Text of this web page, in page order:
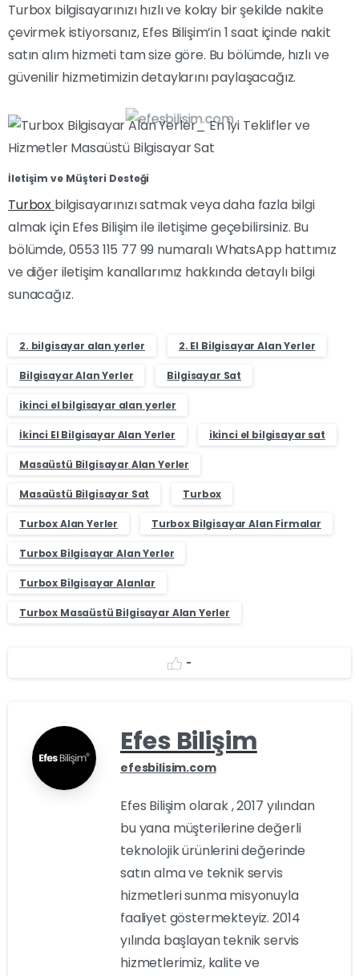
Turbox bilgisayarınızı hızlı ve kolay bir şekilde nakite
çevirmek istiyorsanız, Efes Bilişim’in 1 saat içinde nakit
satın alım hizmeti tam size göre. Bu bölümde, hızlı ve
güvenilir hizmetimizin detaylarını paylaşacağız.
İletişim ve Müşteri Desteği
Turbox bilgisayarınızı satmak veya daha fazla bilgi
almak için Efes Bilişim ile iletişime geçebilirsiniz. Bu
bölümde, 0553 115 77 99 numaralı WhatsApp hattımız
ve diğer iletişim kanallarımız hakkında detaylı bilgi
sunacağız.
2. bilgisayar alan yerler 2. El Bilgisayar Alan Yerler
Bilgisayar Alan Yerler Bilgisayar Sat
ikinci el bilgisayar alan yerler
İkinci El Bilgisayar Alan Yerler ikinci el bilgisayar sat
Masaüstü Bilgisayar Alan Yerler
Masaüstü Bilgisayar Sat Turbox
Turbox Alan Yerler Turbox Bilgisayar Alan Firmalar
Turbox Bilgisayar Alan Yerler
Turbox Bilgisayar Alanlar
Turbox Masaüstü Bilgisayar Alan Yerler
-
Efes Bilişim
efesbilisim.com
Efes Bilişim olarak , 2017 yılından
bu yana müşterilerine değerli
teknolojik ürünlerini değerinde
satın alma ve teknik servis
hizmetleri sunma misyonuyla
faaliyet göstermekteyiz. 2014
yılında başlayan teknik servis
hizmetlerimiz, kalite ve